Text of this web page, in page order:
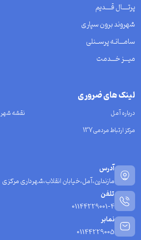
پرتــــال قــــدیم
شهروند برون سپاری
سامـــانـه پرســنلی
میـــز خـــدمت
لینک های ضروری
درباره آمل
نقشه شهر
مرکز ارتباط مردمی137
آدرس
مازندارن،آمل،خیابان انقلاب،شهرداری مرکزی
تلفن
01144229001-4
نمابر
01144229005